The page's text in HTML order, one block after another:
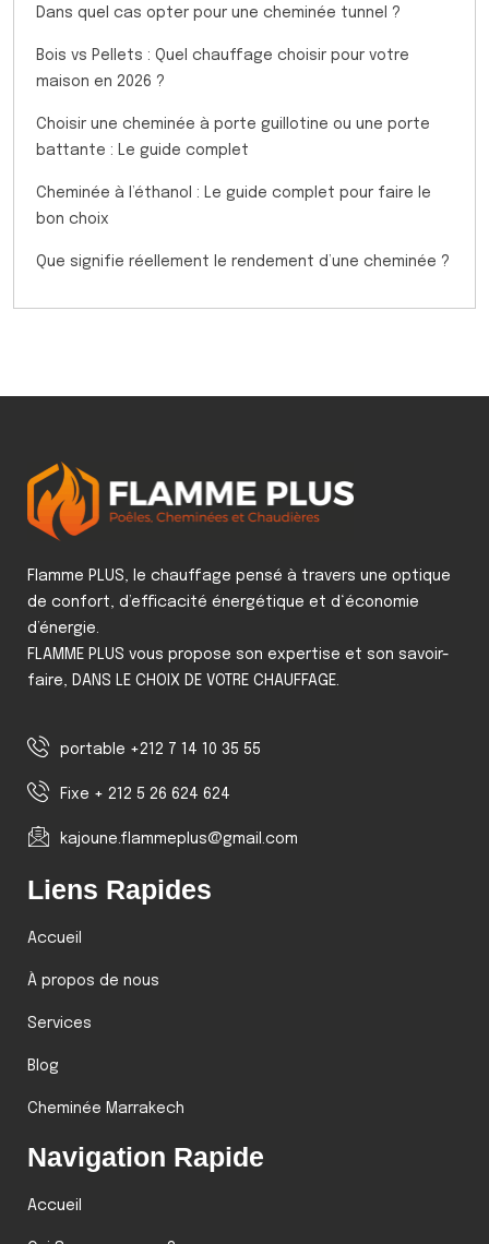
Dans quel cas opter pour une cheminée tunnel ?
Bois vs Pellets : Quel chauffage choisir pour votre
maison en 2026 ?
Choisir une cheminée à porte guillotine ou une porte
battante : Le guide complet
Cheminée à l’éthanol : Le guide complet pour faire le
bon choix
Que signifie réellement le rendement d’une cheminée ?
Flamme PLUS, le chauffage pensé à travers une optique
de confort, d’efficacité énergétique et d‘économie
d’énergie.
FLAMME PLUS vous propose son expertise et son savoir-
faire, DANS LE CHOIX DE VOTRE CHAUFFAGE.
portable +212 7 14 10 35 55
Fixe + 212 5 26 624 624
kajoune.flammeplus@gmail.com
Liens Rapides
Accueil
À propos de nous
Services
Blog
Cheminée Marrakech
Navigation Rapide
Accueil